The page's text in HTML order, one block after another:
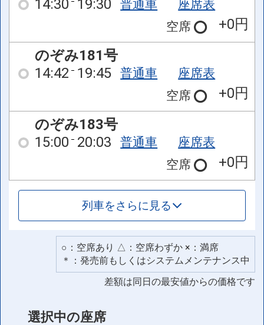
14:30 19:30 普通車
座席表
空席
+0円
のぞみ181号
14:42 19:45 普通車
座席表
空席
+0円
のぞみ183号
15:00 20:03 普通車
座席表
空席
+0円
列車をさらに見る
○：空席あり △：空席わずか ×：満席
＊：発売前もしくはシステムメンテナンス中
差額は同日の最安値からの価格です
選択中の座席